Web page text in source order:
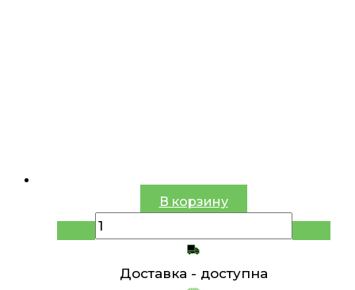
В корзину
Доставка - доступна